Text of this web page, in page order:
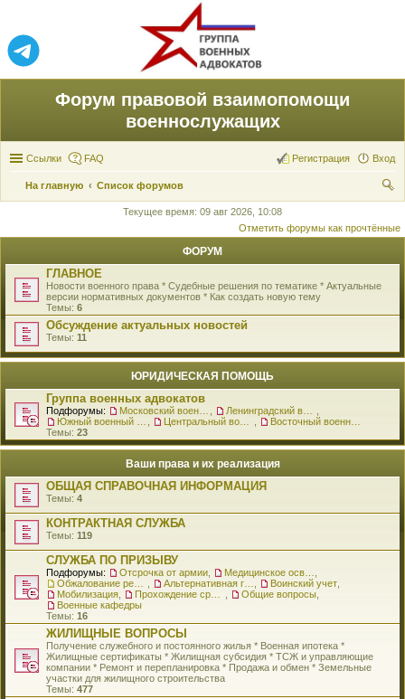
Форум правовой взаимопомощи
военнослужащих
Ссылки FAQ Вход
Регистрация
На главную
Список форумов
ск
Текущее время: 09 авг 2026, 10:08
Отметить форумы как прочтённые
ФОРУМ
ГЛАВНОЕ
Новости военного права * Судебные решения по тематике * Актуальные
версии нормативных документов * Как создать новую тему
Темы: 6
Обсуждение актуальных новостей
Темы: 11
ЮРИДИЧЕСКАЯ ПОМОЩЬ
Группа военных адвокатов
Подфорумы:
Темы: 23
Ваши права и их реализация
ОБЩАЯ СПРАВОЧНАЯ ИНФОРМАЦИЯ
Темы: 4
КОНТРАКТНАЯ СЛУЖБА
Темы: 119
СЛУЖБА ПО ПРИЗЫВУ
Подфорумы: Отсрочка от армии
Воинский учет
Мобилизация
Общие вопросы
Военные кафедры
Темы: 16
ЖИЛИЩНЫЕ ВОПРОСЫ
Получение служебного и постоянного жилья * Военная ипотека *
Жилищные сертификаты * Жилищная субсидия * ТСЖ и управляющие
компании * Ремонт и перепланировка * Продажа и обмен * Земельные
участки для жилищного строительства
Темы: 477